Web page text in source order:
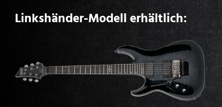
Linkshänder-Modell erhältlich: